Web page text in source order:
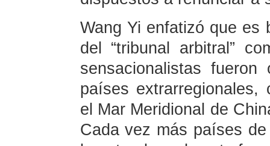
Wang Yi enfatizó que es
del “tribunal arbitral”
sensacionalistas
países
el Mar Meridional de
Cada vez más países